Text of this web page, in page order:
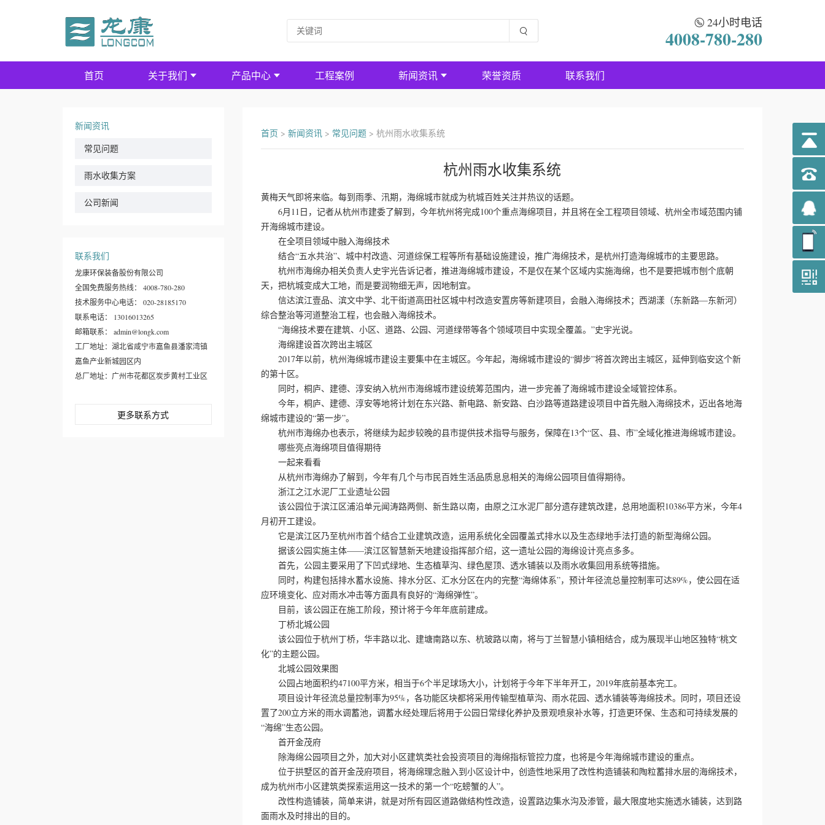
24小时电话
4008-780-280
首页 关于我们 产品中心 工程案例 新闻资讯 荣誉资质 联系我们
新闻资讯
常见问题
雨水收集方案
公司新闻
联系我们
龙康环保装备股份有限公司
全国免费服务热线： 4008-780-280
技术服务中心电话： 020-28185170
联系电话： 13016013265
邮箱联系： admin@longk.com
工厂地址：湖北省咸宁市嘉鱼县潘家湾镇
嘉鱼产业新城园区内
总厂地址：广州市花都区炭步黄村工业区
更多联系方式
首页 > 新闻资讯> 常见问题> 杭州雨水收集系统
杭州雨水收集系统
黄梅天气即将来临。每到雨季、汛期，海绵城市就成为杭城百姓关注并热议的话题。
6月11日，记者从杭州市建委了解到，今年杭州将完成100个重点海绵项目，并且将在全工程项目领域、杭州全市域范围内铺
开海绵城市建设。
在全项目领域中融入海绵技术
结合“五水共治”、城中村改造、河道综保工程等所有基础设施建设，推广海绵技术，是杭州打造海绵城市的主要思路。
杭州市海绵办相关负责人史宇光告诉记者，推进海绵城市建设，不是仅在某个区域内实施海绵，也不是要把城市刨个底朝
天，把杭城变成大工地，而是要润物细无声，因地制宜。
信达滨江壹品、滨文中学、北干街道高田社区城中村改造安置房等新建项目，会融入海绵技术；西湖漾（东新路—东新河）
综合整治等河道整治工程，也会融入海绵技术。
“海绵技术要在建筑、小区、道路、公园、河道绿带等各个领域项目中实现全覆盖。”史宇光说。
海绵建设首次跨出主城区
2017年以前，杭州海绵城市建设主要集中在主城区。今年起，海绵城市建设的“脚步”将首次跨出主城区，延伸到临安这个新
的第十区。
同时，桐庐、建德、淳安纳入杭州市海绵城市建设统筹范围内，进一步完善了海绵城市建设全域管控体系。
今年，桐庐、建德、淳安等地将计划在东兴路、新电路、新安路、白沙路等道路建设项目中首先融入海绵技术，迈出各地海
绵城市建设的“第一步”。
杭州市海绵办也表示，将继续为起步较晚的县市提供技术指导与服务，保障在13个“区、县、市”全域化推进海绵城市建设。
哪些亮点海绵项目值得期待
一起来看看
从杭州市海绵办了解到，今年有几个与市民百姓生活品质息息相关的海绵公园项目值得期待。
浙江之江水泥厂工业遗址公园
该公园位于滨江区浦沿单元闻涛路两侧、新生路以南，由原之江水泥厂部分遗存建筑改建，总用地面积10386平方米，今年4
月初开工建设。
它是滨江区乃至杭州市首个结合工业建筑改造，运用系统化全园覆盖式排水以及生态绿地手法打造的新型海绵公园。
据该公园实施主体——滨江区智慧新天地建设指挥部介绍，这一遗址公园的海绵设计亮点多多。
首先，公园主要采用了下凹式绿地、生态植草沟、绿色屋顶、透水铺装以及雨水收集回用系统等措施。
同时，构建包括排水蓄水设施、排水分区、汇水分区在内的完整“海绵体系”，预计年径流总量控制率可达89%，使公园在适
应环境变化、应对雨水冲击等方面具有良好的“海绵弹性”。
目前，该公园正在施工阶段，预计将于今年年底前建成。
丁桥北城公园
该公园位于杭州丁桥，华丰路以北、建塘南路以东、杭玻路以南，将与丁兰智慧小镇相结合，成为展现半山地区独特“桃文
化”的主题公园。
北城公园效果图
公园占地面积约47100平方米，相当于6个半足球场大小，计划将于今年下半年开工，2019年底前基本完工。
项目设计年径流总量控制率为95%，各功能区块都将采用传输型植草沟、雨水花园、透水铺装等海绵技术。同时，项目还设
置了200立方米的雨水调蓄池，调蓄水经处理后将用于公园日常绿化养护及景观喷泉补水等，打造更环保、生态和可持续发展的
“海绵”生态公园。
首开金茂府
除海绵公园项目之外，加大对小区建筑类社会投资项目的海绵指标管控力度，也将是今年海绵城市建设的重点。
位于拱墅区的首开金茂府项目，将海绵理念融入到小区设计中，创造性地采用了改性构造铺装和陶粒蓄排水层的海绵技术，
成为杭州市小区建筑类探索运用这一技术的第一个“吃螃蟹的人”。
改性构造铺装，简单来讲，就是对所有园区道路做结构性改造，设置路边集水沟及渗管，最大限度地实施透水铺装，达到路
面雨水及时排出的目的。